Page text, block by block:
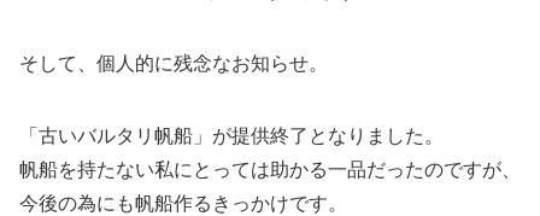
そして、個人的に残念なお知らせ。
「古いバルタリ帆船」が提供終了となりました。
帆船を持たない私にとっては助かる一品だったのですが、
今後の為にも帆船作るきっかけです。